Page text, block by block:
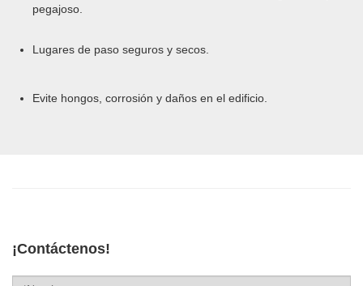
pegajoso.
Lugares de paso seguros y secos.
Evite hongos, corrosión y daños en el edificio.
¡Contáctenos!
Nombre